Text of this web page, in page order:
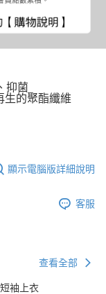
抑菌
生的聚酯纖維
顯示電腦版詳細說明
客服
查看全部
袖上衣